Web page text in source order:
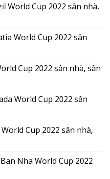
World Cup 2022 sân nhà,
World Cup 2022 sân
Cup 2022 sân nhà, sân
World Cup 2022 sân
Cup 2022 sân nhà,
Nha World Cup 2022